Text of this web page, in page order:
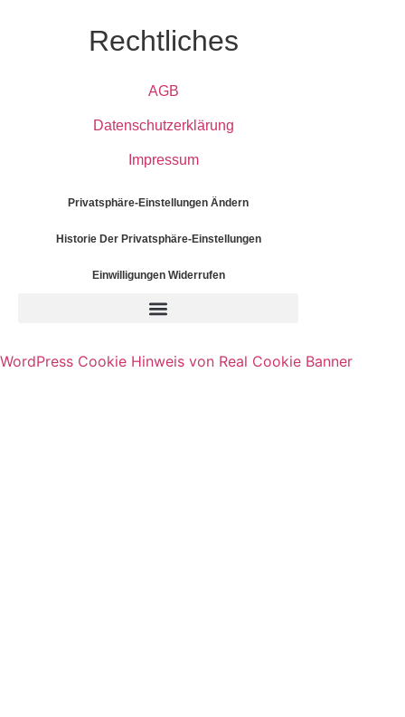
Rechtliches
AGB
Datenschutzerklärung
Impressum
Privatsphäre-Einstellungen Ändern
Historie Der Privatsphäre-Einstellungen
Einwilligungen Widerrufen
WordPress Cookie Hinweis von Real Cookie Banner